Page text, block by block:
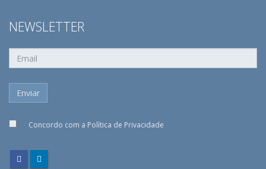
NEWSLETTER
Concordo com a Política de Privacidade